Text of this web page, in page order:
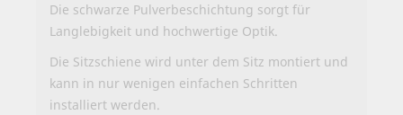
Die schwarze Pulverbeschichtung sorgt für
Langlebigkeit und hochwertige Optik.
Die Sitzschiene wird unter dem Sitz montiert und
kann in nur wenigen einfachen Schritten
installiert werden.